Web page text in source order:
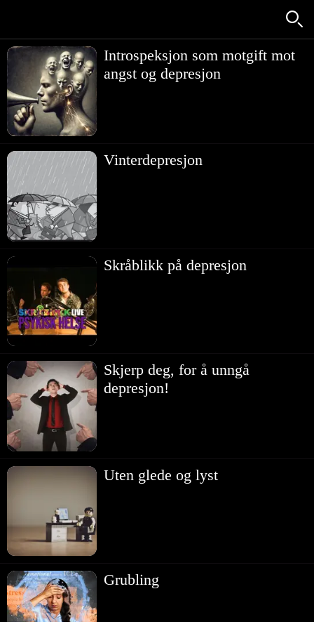
Introspeksjon som motgift mot
angst og depresjon
Vinterdepresjon
Skråblikk på depresjon
Skjerp deg, for å unngå
depresjon!
Uten glede og lyst
Grubling